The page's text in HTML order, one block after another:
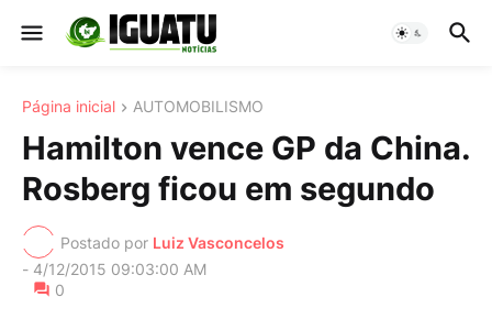
Página inicial AUTOMOBILISMO
Hamilton vence GP da China.
Rosberg ficou em segundo
Postado por Luiz Vasconcelos
- 4/12/2015 09:03:00 AM
0